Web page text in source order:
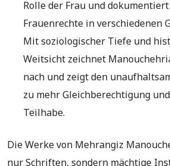
Rolle der Frau und
Frauenrechte in verschiedenen
Mit soziologischer Tiefe und
Weitsicht zeichnet
nach und zeigt den
zu mehr Gleichberechtigung
Teilhabe.
Die Werke von Mehrangiz
nur Schriften, sondern mächtige